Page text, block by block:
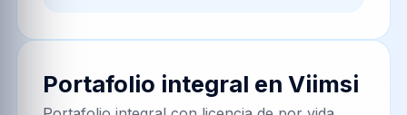
Portafolio integral enViimsi